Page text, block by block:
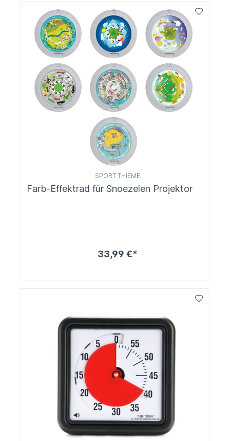
SPORT THIEME
Farb-Effektrad für Snoezelen Projektor
33,99 €*